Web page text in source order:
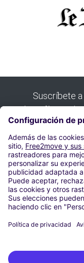
Suscríbete
benefíciate de